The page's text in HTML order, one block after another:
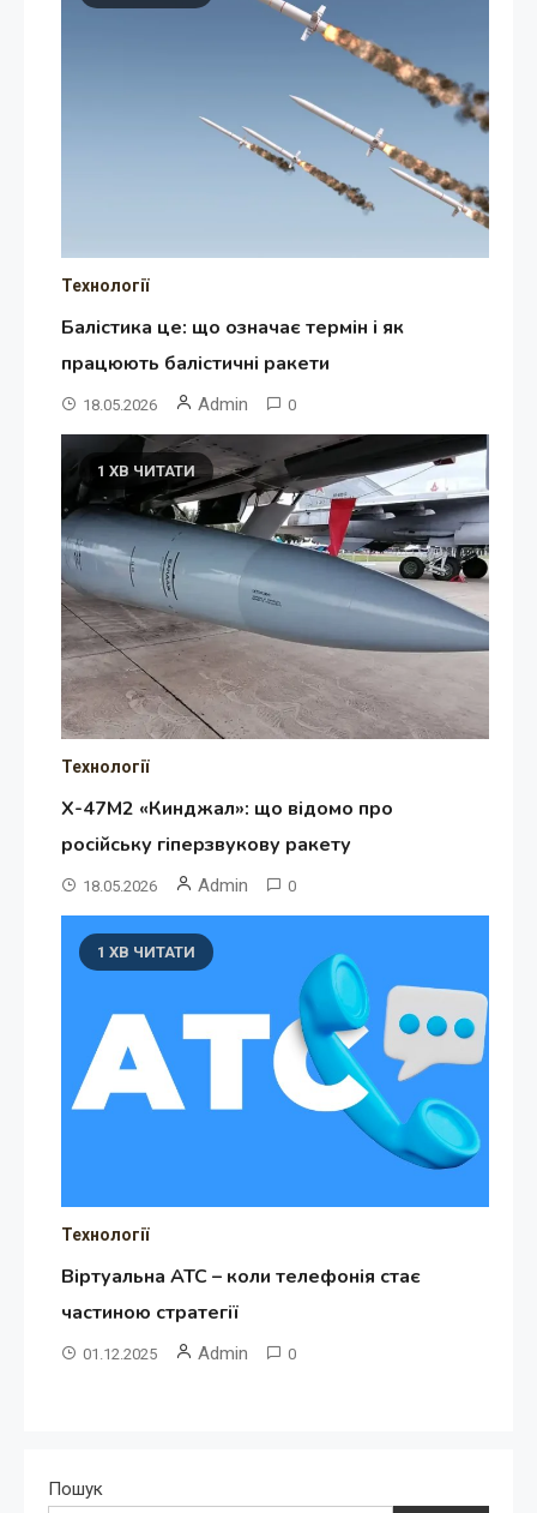
Технології
Балістика це: що означає термін і як
працюють балістичні ракети
18.05.2026 Admin 0
1 ХВ ЧИТАТИ
Технології
Х-47М2 «Кинджал»: що відомо про
російську гіперзвукову ракету
18.05.2026 Admin 0
1 ХВ ЧИТАТИ
Технології
Віртуальна АТС – коли телефонія стає
частиною стратегії
01.12.2025 Admin 0
Пошук